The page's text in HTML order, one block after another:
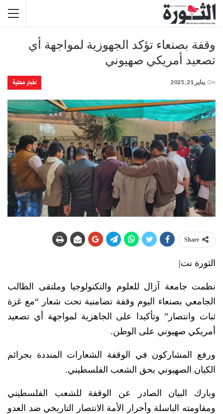
وقفة بصنعاء تؤكد الجهوزية لمواجهة أي
تصعيد أمريكي صهيوني
اخبار محلية On يناير 21, 2025
Share
الثورة نت|
نظمت جامعة آزال للعلوم والتكنولوجيا وملتقى الطالب
الجامعي بصنعاء اليوم وقفة تضامنية تحت شعار “مع غزة
ثبات وانتصار” وتأكيدا على الجاهزية لمواجهة أي تصعيد
أمريكي صهيوني على الوطن.
ورفع المشاركون في الوقفة الشعارات المنددة بجرائم
الكيان الصهيوني بحق الشعب الفلسطيني.
وبارك البيان الصادر عن الوقفة للشعب الفلسطيني
ومقاومته الباسلة وأحرار الأمة الانتصار التاريخي ضد العدو